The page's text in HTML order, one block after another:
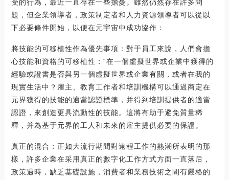
受的行為，最近一直存在一些擔憂。雖然仍然存在許多問
題，但企業領導者，政策制定者和人力資源領導者可以從以
下必要條件開始，以便在元宇宙中成功協作：
將技能的可移植性作為優先事項：對于員工來說，人們會擔
心技能和資格的可移植性：“在一個虛擬世界或企業中獲得的
經驗或證書是否與另一個虛擬世界或企業有關，或者在我的
現實生活中？雇主、教育工作者和培訓機構可以通過商定在
元界獲得的技能的適當認證標準，并得到培訓提供者的適當
認證，來創造更具流動性的技能。這將有助于避免質量稀
釋，并為基于元界的工人和未來的雇主提供必要的保證。
真正的混合：正如大流行期間對遠程工作的熱潮所表明的那
樣，許多企業在采用真正的數字化工作方式方面一直落后，
政策過時，缺乏基礎設施，消費者和業務技術之間有嚴格的